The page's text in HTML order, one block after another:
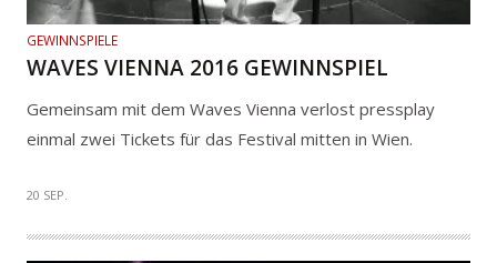
GEWINNSPIELE
WAVES VIENNA 2016 GEWINNSPIEL
Gemeinsam mit dem Waves Vienna verlost pressplay
einmal zwei Tickets für das Festival mitten in Wien.
20 SEP.